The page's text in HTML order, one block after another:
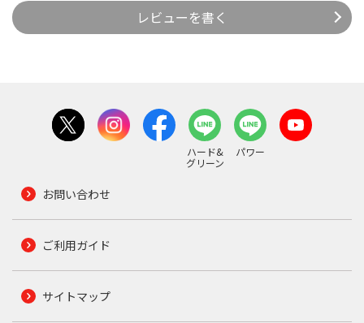
レビューを書く
ハード&
グリーン
パワー
お問い合わせ
ご利用ガイド
サイトマップ